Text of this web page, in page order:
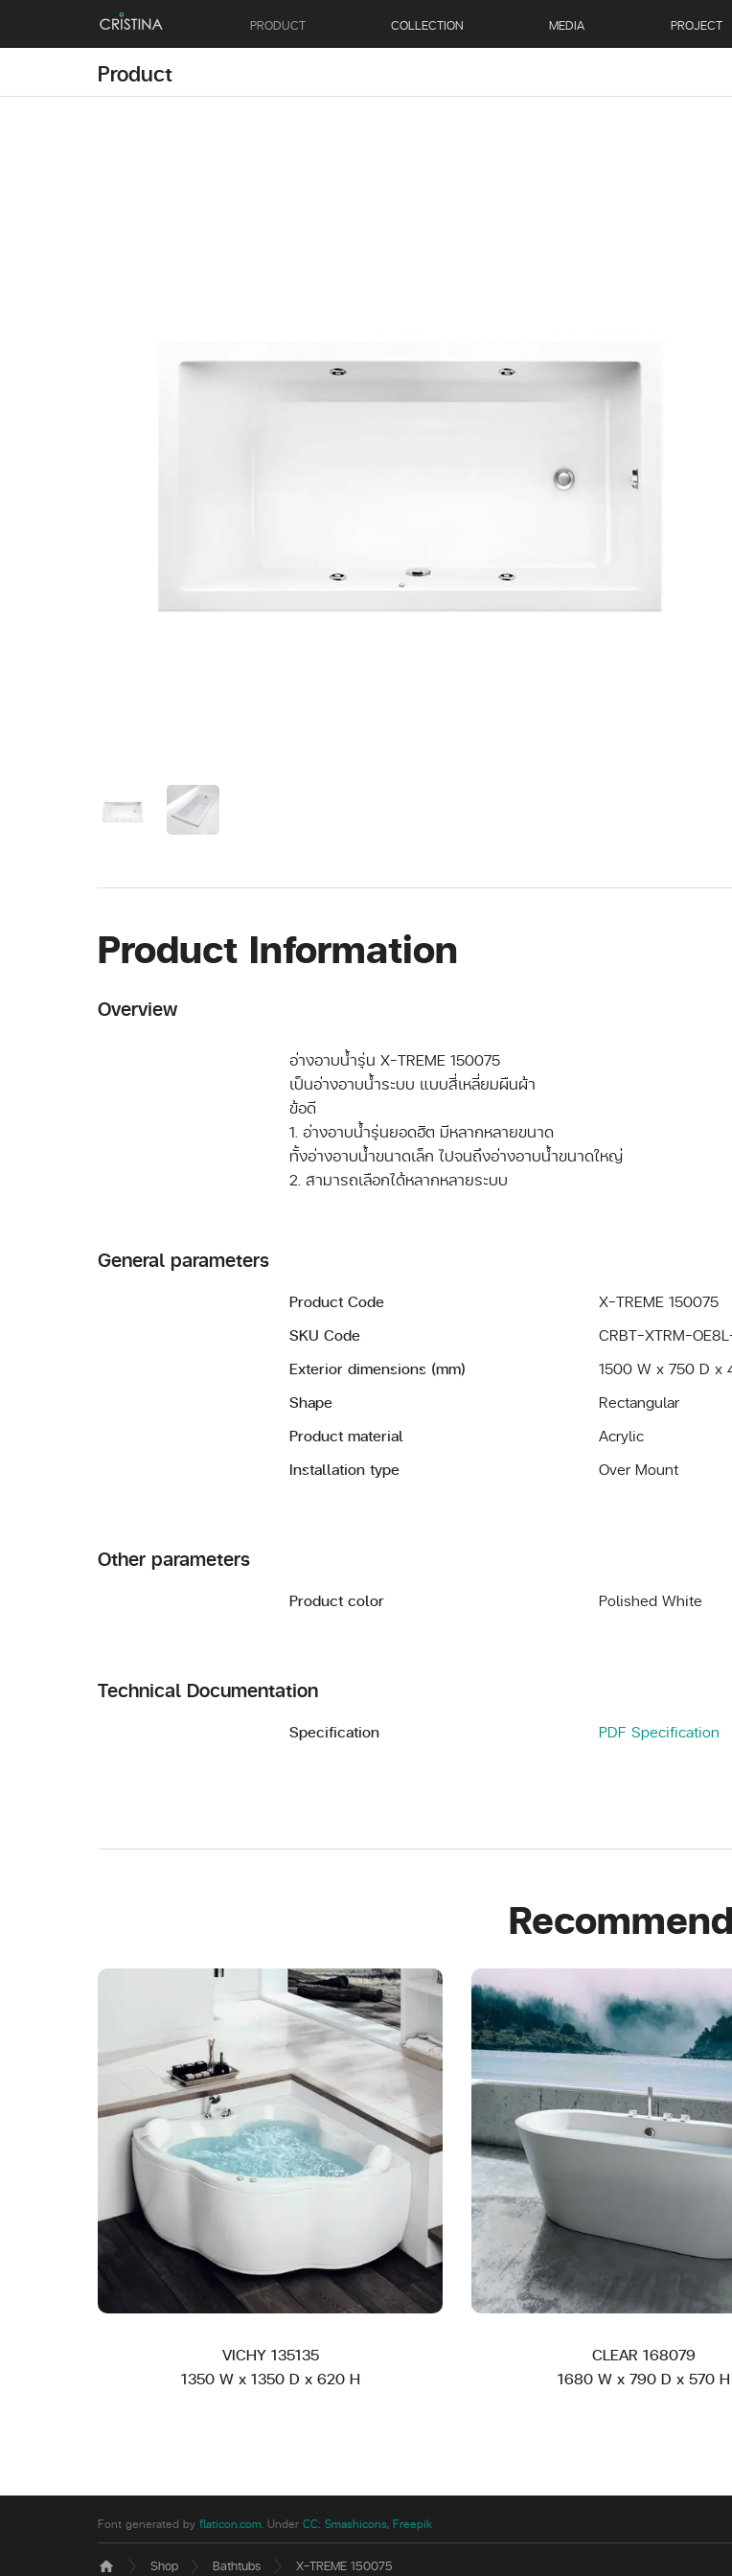
PRODUCT COLLECTION MEDIA PROJECT
Product
Product Information
Overview
อ่างอาบน้ำรุ่น X-TREME 150075
เป็นอ่างอาบน้ำระบบ แบบสี่เหลี่ยมผืนผ้า
ข้อดี
1. อ่างอาบน้ำรุ่นยอดฮิต มีหลากหลายขนาด
ทั้งอ่างอาบน้ำขนาดเล็ก ไปจนถึงอ่างอาบน้ำขนาดใหญ่
General parameters
Product Code
X-TREME 150075
SKU Code
CRBT-XTRM-
Exterior dimensions (mm)
1500 W x 750 D x
Shape
Rectangular
Product material
Acrylic
Installation type
Over Mount
Other parameters
Product color Polished White
Technical Documentation
Specification PDF Specification
VICHY 135135
1350 W x 1350 D x 620 H
CLEAR 168079
1680 W x 790 D x 570 H
Font generated by flaticon.com. Under CC: Smashicons, Freepik
home Shop Bathtubs X-TREME 150075